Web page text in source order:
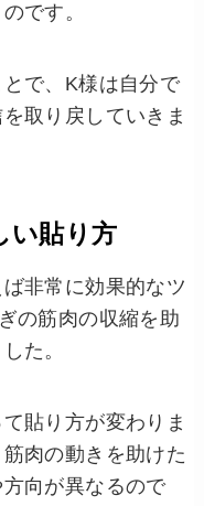
です。
で、K様は自分で
取り戻していきま
い貼り方
非常に効果的なツ
の筋肉の収縮を助
た。
貼り方が変わりま
肉の動きを助けた
向が異なるので